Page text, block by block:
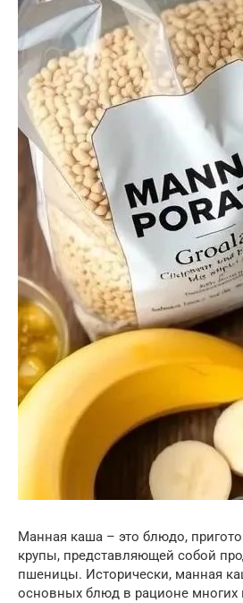
Манная каша – это блюдо,
крупы, представляющей собой
пшеницы. Исторически, манная
основных блюд в рационе многих